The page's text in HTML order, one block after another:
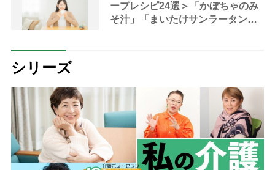
ープレシピ24選＞「かぼちゃのみ
そ汁」「まいたけサンラータン」
シリーズ